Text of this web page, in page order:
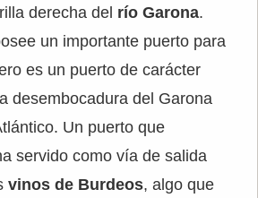
derecha del río Garona.
un importante puerto para
es un puerto de carácter
desembocadura del Garona
Un puerto que
servido como vía de salida
vinos de Burdeos, algo que